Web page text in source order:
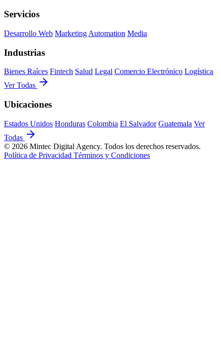
Servicios
Desarrollo Web Marketing Automation Media
Industrias
Bienes Raíces Fintech Salud Legal Comercio Electrónico Logística
Ver Todas
Ubicaciones
Estados Unidos Honduras Colombia El Salvador Guatemala Ver
Todas
© 2026 Mintec Digital Agency. Todos los derechos reservados.
Política de Privacidad Términos y Condiciones